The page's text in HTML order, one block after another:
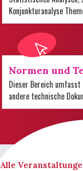
Konjunkturanalyse
Normen und
Dieser Bereich umfasst
andere technische
Alle